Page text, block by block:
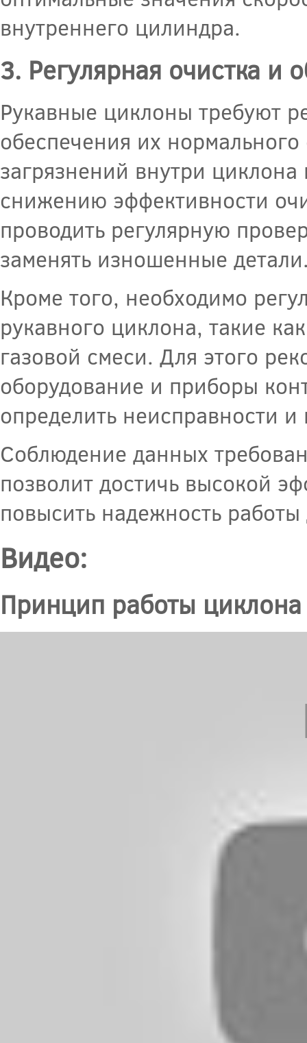
внутреннего цилиндра.
3. Регулярная очистка и
Рукавные циклоны требуют
обеспечения их
загрязнений внутри
снижению эффективности
проводить регулярную
заменять изношенные
Кроме того, необходимо
рукавного циклона, такие
газовой смеси. Для этого
оборудование и приборы
определить неисправности
Соблюдение данных
позволит достичь высокой
повысить надежность
Видео:
Принцип работы циклона